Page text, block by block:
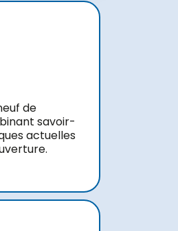
de
savoir-
actuelles